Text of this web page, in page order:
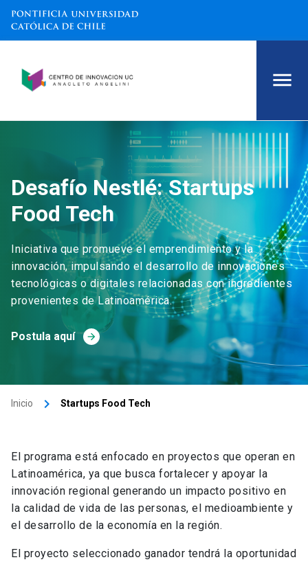
Desafío Nestlé: Startups
Food Tech
Iniciativa que promueve el emprendimiento y la
innovación, impulsando el desarrollo de innovaciones
tecnológicas o digitales relacionadas con ingredientes
provenientes de Latinoamérica.
Postula aquí arrow_forward
Inicio keyboard_arrow_right Startups Food Tech
El programa está enfocado en proyectos que operan en
Latinoamérica, ya que busca fortalecer y apoyar la
innovación regional generando un impacto positivo en
la calidad de vida de las personas, el medioambiente y
el desarrollo de la economía en la región.
El proyecto seleccionado ganador tendrá la oportunidad